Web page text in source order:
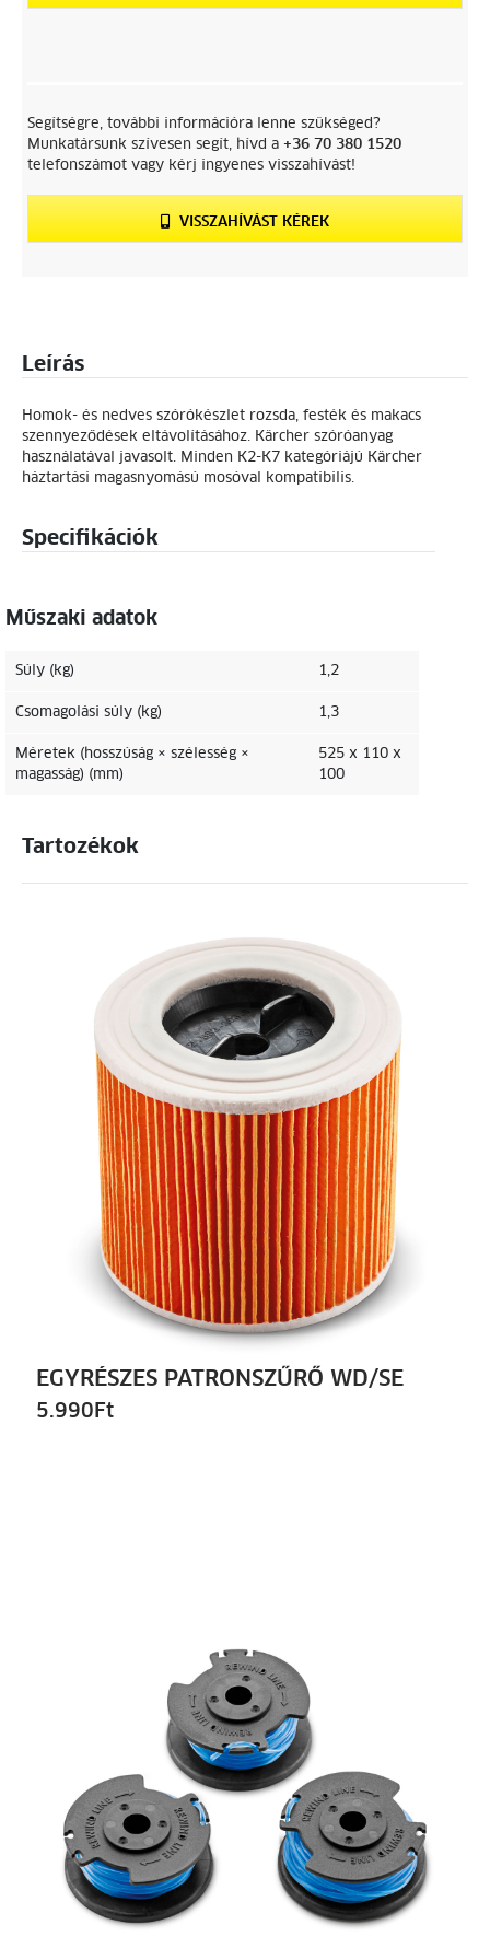
Segítségre, további információra lenne szükséged?
Munkatársunk szívesen segít, hívd a +36 70 380 1520
telefonszámot vagy kérj ingyenes visszahívást!
VISSZAHÍVÁST KÉREK
Leírás
Homok- és nedves szórókészlet rozsda, festék és makacs
szennyeződések eltávolításához. Kärcher szóróanyag
használatával javasolt. Minden K2-K7 kategóriájú Kärcher
háztartási magasnyomású mosóval kompatibilis.
Specifikációk
Műszaki adatok
Súly (kg) 1,2
Csomagolási súly (kg) 1,3
Méretek (hosszúság × szélesség ×
magasság) (mm)
525 x 110 x
100
Tartozékok
EGYRÉSZES PATRONSZŰRŐ WD/SE
5.990 Ft